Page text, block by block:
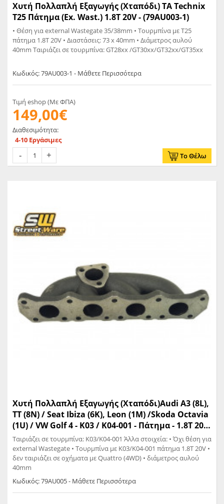
Χυτή Πολλαπλή Εξαγωγής (Χταπόδι) TA Technix
Τ25 Πάτημα (Ex. Wast.) 1.8T 20V - (79AU003-1)
• Θέση για external Wastegate 35/38mm • Τουρμπίνα με T25
πάτημα 1.8T 20V • Διαστάσεις: 73 x 40mm • Διάμετρος αυλού
40mm Ταιριάζει σε τουρμπίνα: GT28xx /GT30xx/GT32xx/GT35xx
Κωδικός: 79AU003-1 - Μάθετε Περισσότερα
Τιμή eshop (Με ΦΠΑ)
149,00€
Διαθεσιμότητα:
4-10 Εργάσιμες
Το Θέλω
Χυτή Πολλαπλή Εξαγωγής (Χταπόδι)Audi A3 (8L),
TT (8N) / Seat Ibiza (6K), Leon (1M) /Skoda Octavia
(1U) / VW Golf 4 - K03 / K04-001 - Πάτημα - 1.8T 20V
- (79AU005)
Ταιριάζει σε τουρμπίνα: K03/K04-001 Άλλα στοιχεία: • Όχι θέση για
external Wastegate • Τουρμπίνα με Κ03/Κ04-001 πάτημα 1.8T 20V •
δεν ταιριάζει σε οχήματα με Quattro (4WD) • διάμετρος αυλού
40mm
Κωδικός: 79AU005 - Μάθετε Περισσότερα